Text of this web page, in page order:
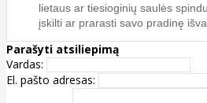
lietaus ar tiesioginių saulės
įskilti ar prarasti savo pradinę
Parašyti atsiliepimą
Vardas:
El. pašto adresas: